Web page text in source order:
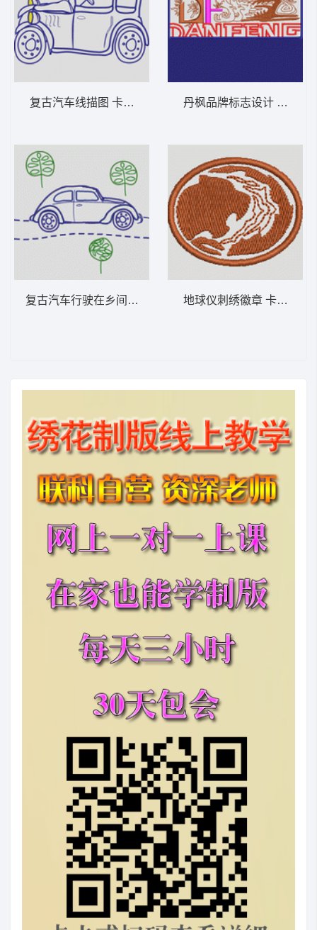
复古汽车线描图 卡通童装章标贴布
复古汽车行驶在乡间小路 卡通童装章标贴布
丹枫品牌标志
地球仪刺绣徽章 卡